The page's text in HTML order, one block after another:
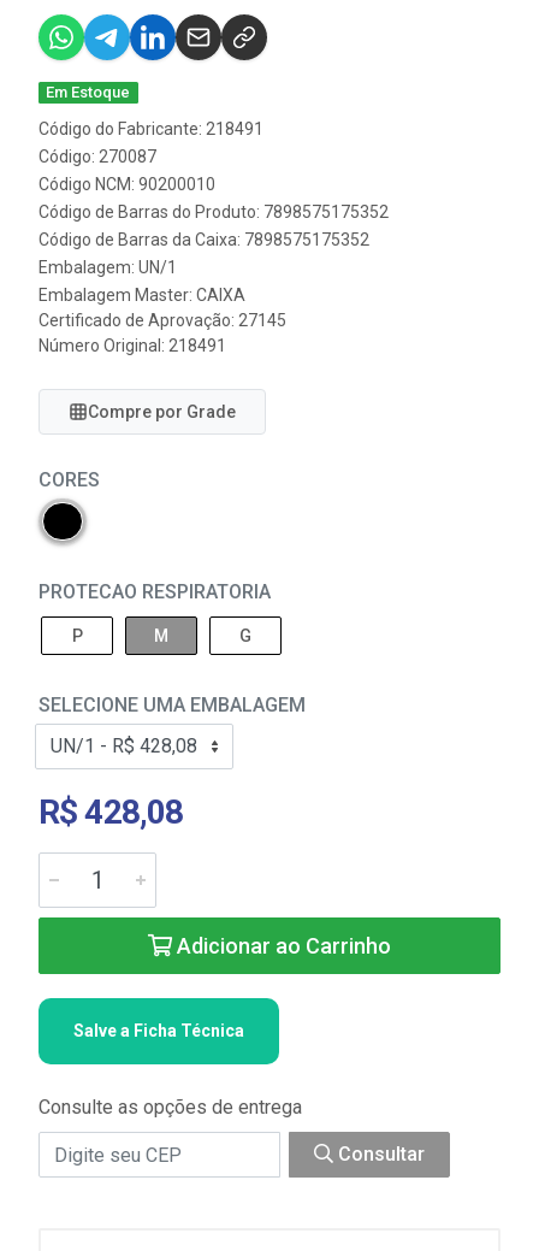
Em Estoque
Código do Fabricante: 218491
Código: 270087
Código NCM: 90200010
Código de Barras do Produto: 7898575175352
Código de Barras da Caixa: 7898575175352
Embalagem: UN/1
Embalagem Master: CAIXA
Certificado de Aprovação: 27145
Número Original: 218491
Compre por Grade
CORES
PROTECAO RESPIRATORIA
P M G
SELECIONE UMA EMBALAGEM
R$ 428,08
Adicionar ao Carrinho
Salve a Ficha Técnica
Consulte as opções de entrega
Consultar